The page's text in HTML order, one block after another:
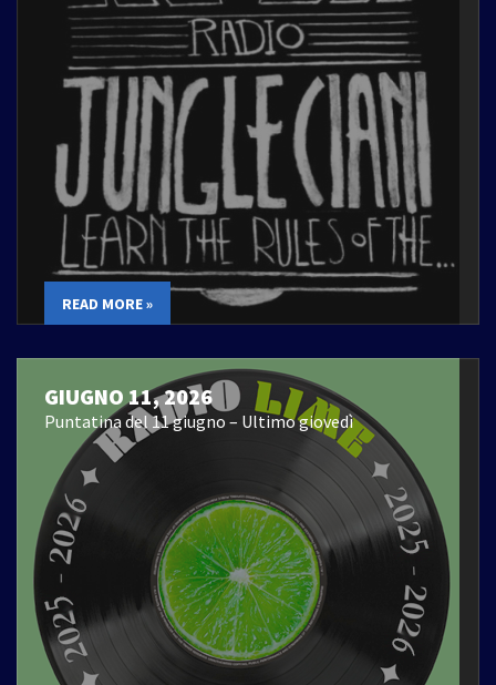
READ MORE »
GIUGNO 11, 2026
Puntatina del 11 giugno – Ultimo giovedì